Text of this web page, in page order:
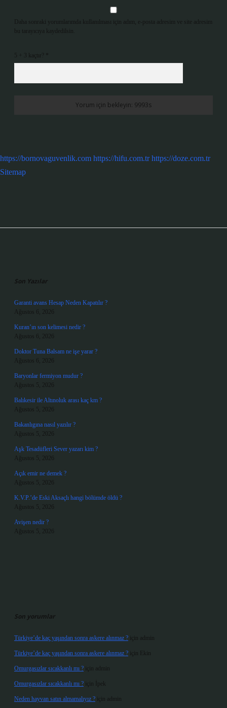
Daha sonraki yorumlarımda kullanılması için adım, e-posta adresim ve site adresim
bu tarayıcıya kaydedilsin.
5 + 3 kaçtır?
https://bornovaguvenlik.com https://hifu.com.tr https://doze.com.tr
Sitemap
Son Yazılar
Garanti avans Hesap Neden Kapatılır ?
Ağustos 6, 2026
Kuran’ın son kelimesi nedir ?
Ağustos 6, 2026
Doktor Tuna Balsam ne işe yarar ?
Ağustos 6, 2026
Baryonlar fermiyon mudur ?
Ağustos 5, 2026
Balıkesir ile Altınoluk arası kaç km ?
Ağustos 5, 2026
Bakanlıgına nasıl yazılır ?
Ağustos 5, 2026
Aşk Tesadüfleri Sever yazarı kim ?
Ağustos 5, 2026
Açık emir ne demek ?
Ağustos 5, 2026
K.V.P.’de Eski Aksaçlı hangi bölümde öldü ?
Ağustos 5, 2026
Avişen nedir ?
Ağustos 5, 2026
Son yorumlar
Türkiye’de kaç yaşından sonra askere alınmaz ? için admin
Türkiye’de kaç yaşından sonra askere alınmaz ? için Ekin
Omurgasızlar sıcakkanlı mı ? için admin
Omurgasızlar sıcakkanlı mı ? için İpek
Neden hayvan satın almamalıyız ? için admin